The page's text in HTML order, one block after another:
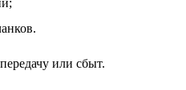
или сбыт.